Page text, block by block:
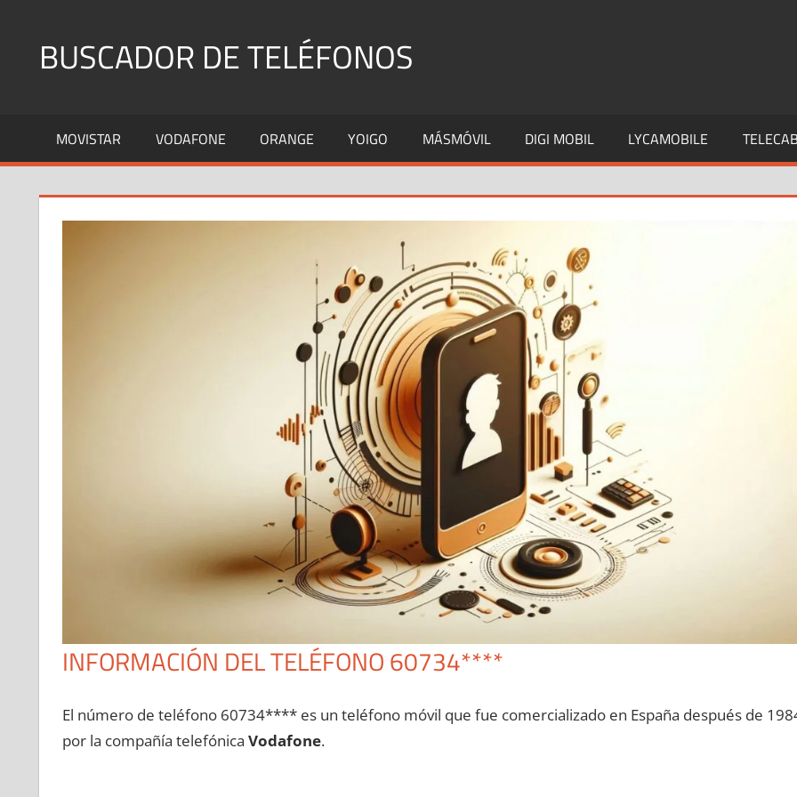
contenidoBUSCADOR DE TELÉFONOS
Fijos
y
MOVISTAR VODAFONE ORANGE YOIGO MÁSMÓVIL DIGI MOBIL LYCAMOBILE
INFORMACIÓN DEL TELÉFONO 60734****
El número dе teléfono 60734**** es un teléfono móvil quе fue comercializado en España después dе
pοr la compañía telefónica Vodafone.